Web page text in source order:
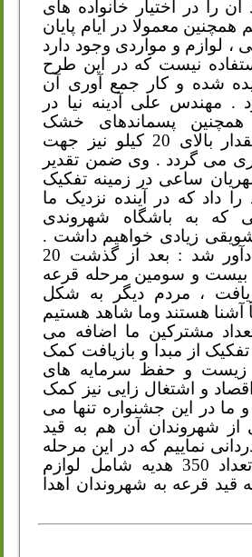
را در اختیار خانواده های
همچنین معمولا در ایام پایان
، لوازم و مواردی وجود دارد
نیست که در این طرح
شده و کار جمع آوری آن
مهندس علی آدینه نیا در
همچنین پسماندهای خشک
شهروندان به مقدار بالای 20 کیلو نیز جهت
می گردد . وی ضمن تقدیر
ساعی در زمینه تفکیک
را داد که در آینده نزدیک ما
که به باشگاه شهروندی
تشویقی زیادی خواهیم داشت .
شد :
بعد از گذشت 20
بیست و سومین مرحله قرعه
، مردم دیگر به شکل
آشنا هستند وما شاهد هستیم
مشترکین ما اضافه می
از مبدا و بازیافت کمک
و حفظ سرمایه های
و اشتغال زایی نیز کمک
ما در این جشنواره تنها می
از شهروندان آن هم به قید
نماییم که در این مرحله
نیز در مجموع تعداد 350 هدیه شامل لوازم
قید قرعه به شهروندان اهدا